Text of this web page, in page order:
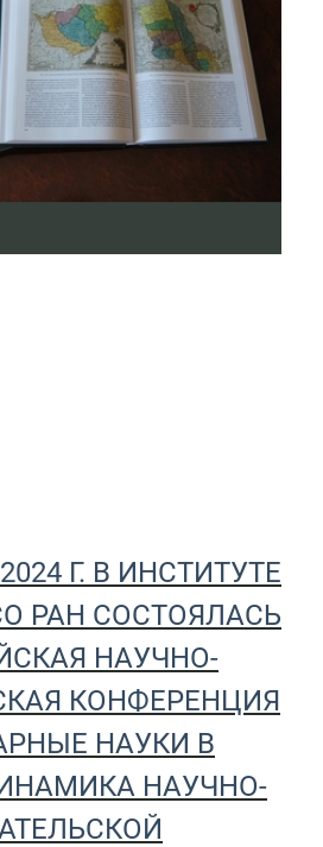
Г. В ИНСТИТУТЕ
РАН СОСТОЯЛАСЬ
НАУЧНО-
КОНФЕРЕНЦИЯ
НАУКИ В
НАУЧНО-